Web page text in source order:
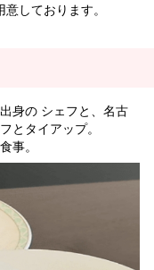
しております。
身の シェフと、名古
とタイアップ。
事。